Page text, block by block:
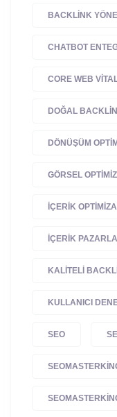
BACKLINK
CHATBOT
CORE WEB
DOĞAL
DÖNÜŞÜM
GÖRSEL
IÇERIK
IÇERIK
KALITELI
KULLANICI
SEO